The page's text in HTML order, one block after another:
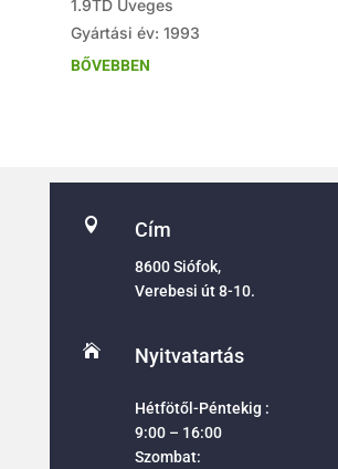
1.9TD Üveges
Gyártási év: 1993
BŐVEBBEN
 Cím
8600 Siófok,
Verebesi út 8-10.
 Nyitvatartás
Hétfötől-Péntekig :
9:00 – 16:00
Szombat: